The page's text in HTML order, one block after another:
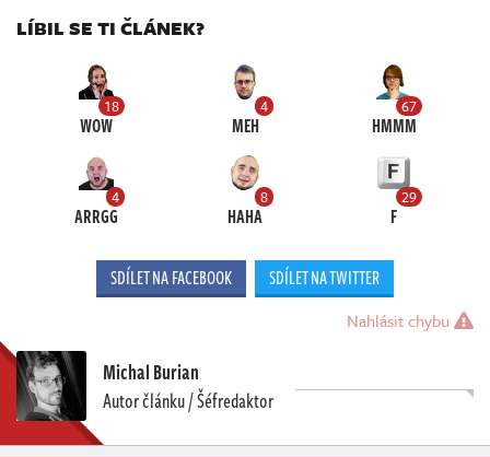
LÍBIL SE TI ČLÁNEK?
18
WOW
4
MEH
67
HMMM
4
ARRGG
8
HAHA
29
F
SDÍLET NA FACEBOOK SDÍLET NA TWITTER
Nahlásit chybu
Michal Burian
Autor článku / Šéfredaktor